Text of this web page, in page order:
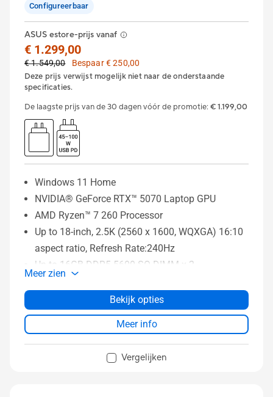
Configureerbaar
ASUS estore-prijs vanaf
€ 1.299,00
€ 1.549,00
Bespaar € 250,00
Deze prijs verwijst mogelijk niet naar de onderstaande
specificaties.
De laagste prijs van de 30 dagen vóór de promotie: € 1.199,00
Windows 11 Home
NVIDIA® GeForce RTX™ 5070 Laptop GPU
AMD Ryzen™ 7 260 Processor
Up to 18-inch, 2.5K (2560 x 1600, WQXGA) 16:10
aspect ratio, Refresh Rate:240Hz
Up to 16GB DDR5-5600 SO-DIMM x 2
Meer zien
Bekijk opties
Meer info
Vergelijken